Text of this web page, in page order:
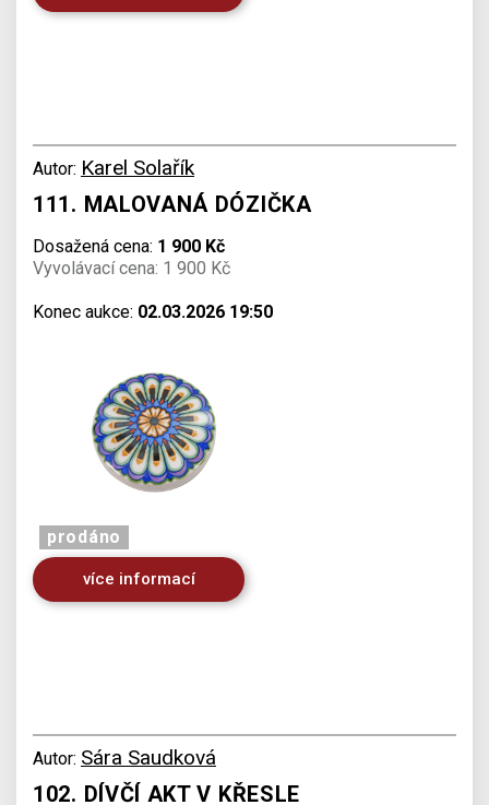
Autor: Karel Solařík
111. MALOVANÁ DÓZIČKA
Dosažená cena: 1 900 Kč
Vyvolávací cena: 1 900 Kč
Konec aukce: 02.03.2026 19:50
prodáno
více informací
Autor: Sára Saudková
102. DÍVČÍ AKT V KŘESLE